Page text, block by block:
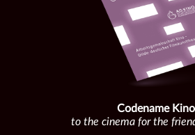
Codename Kino
to the cinema for the